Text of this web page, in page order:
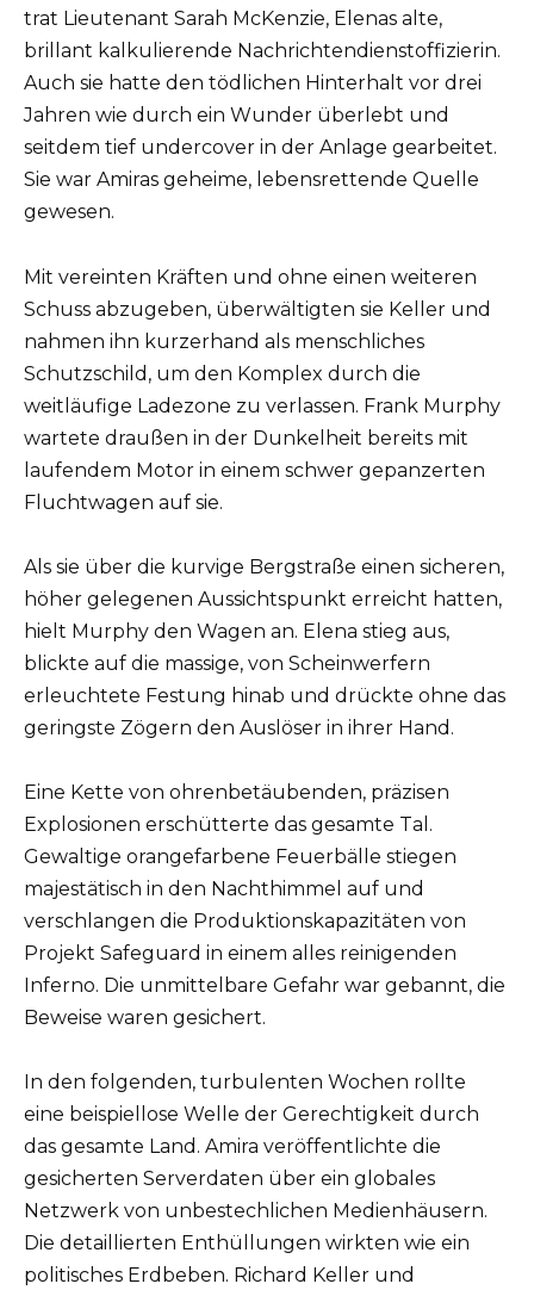
trat Lieutenant Sarah McKenzie, Elenas alte,
brillant kalkulierende Nachrichtendienstoffizierin.
Auch sie hatte den tödlichen Hinterhalt vor drei
Jahren wie durch ein Wunder überlebt und
seitdem tief undercover in der Anlage gearbeitet.
Sie war Amiras geheime, lebensrettende Quelle
gewesen.
Mit vereinten Kräften und ohne einen weiteren
Schuss abzugeben, überwältigten sie Keller und
nahmen ihn kurzerhand als menschliches
Schutzschild, um den Komplex durch die
weitläufige Ladezone zu verlassen. Frank Murphy
wartete draußen in der Dunkelheit bereits mit
laufendem Motor in einem schwer gepanzerten
Fluchtwagen auf sie.
Als sie über die kurvige Bergstraße einen sicheren,
höher gelegenen Aussichtspunkt erreicht hatten,
hielt Murphy den Wagen an. Elena stieg aus,
blickte auf die massige, von Scheinwerfern
erleuchtete Festung hinab und drückte ohne das
geringste Zögern den Auslöser in ihrer Hand.
Eine Kette von ohrenbetäubenden, präzisen
Explosionen erschütterte das gesamte Tal.
Gewaltige orangefarbene Feuerbälle stiegen
majestätisch in den Nachthimmel auf und
verschlangen die Produktionskapazitäten von
Projekt Safeguard in einem alles reinigenden
Inferno. Die unmittelbare Gefahr war gebannt, die
Beweise waren gesichert.
In den folgenden, turbulenten Wochen rollte
eine beispiellose Welle der Gerechtigkeit durch
das gesamte Land. Amira veröffentlichte die
gesicherten Serverdaten über ein globales
Netzwerk von unbestechlichen Medienhäusern.
Die detaillierten Enthüllungen wirkten wie ein
politisches Erdbeben. Richard Keller und